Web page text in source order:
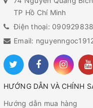
TP Hồ Chí Minh
Điện thoại:
Email:
HƯỚNG DẪN VÀ CHÍNH
Hướng dẫn mua hàng